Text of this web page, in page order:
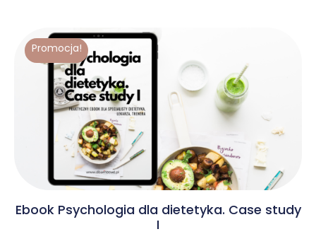
Promocja!
Ebook Psychologia dla dietetyka. Case study
I